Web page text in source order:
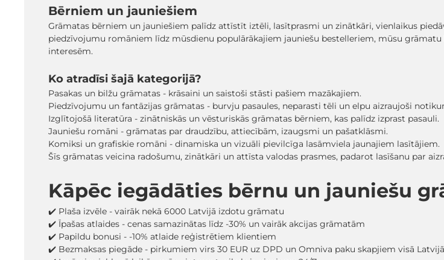
Bērniem un jauniešiem
Grāmatas bērniem un jauniešiem palīdz attīstīt iztēli, lasītprasmi un zinātkāri, vienlaikus
piedzīvojumu romāniem līdz mūsdienu populārākajiem jauniešu bestelleriem, mūsu
interesēm.
Ko atradīsi šajā kategorijā?
Pasakas un bilžu grāmatas - krāsaini un saistoši stāsti pašiem mazākajiem.
Piedzīvojumu un fantāzijas grāmatas - burvju pasaules, neparasti tēli un elpu aizraujoši
Izglītojošā literatūra - zinātniskās un vēsturiskās grāmatas bērniem, kas palīdz izprast pasauli.
Jauniešu romāni - grāmatas par draudzību, attiecībām, izaugsmi un pašatklāsmi.
Komiksi un grafiskie romāni - dinamiska un vizuāli pievilcīga lasāmviela jaunajiem lasītājiem.
Šīs grāmatas veicina radošumu, zinātkāri un attīsta valodas prasmes, padarot lasīšanu par
Kāpēc iegādāties bērnu un jauniešu
✔️ Plaša izvēle - vairāk nekā 6000 Latvijā izdotu grāmatu
✔️ Īpašas atlaides - cenas samazinātas līdz -30% un vairāk akcijas grāmatām
✔️ Papildu bonusi - -10% atlaide reģistrētiem klientiem
✔️ Bezmaksas piegāde - pirkumiem virs 30 EUR uz DPD un Omniva paku skapjiem visā Latvijā